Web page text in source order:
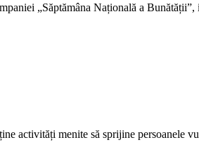
„Săptămâna Națională a
activități menite să sprijine persoanele